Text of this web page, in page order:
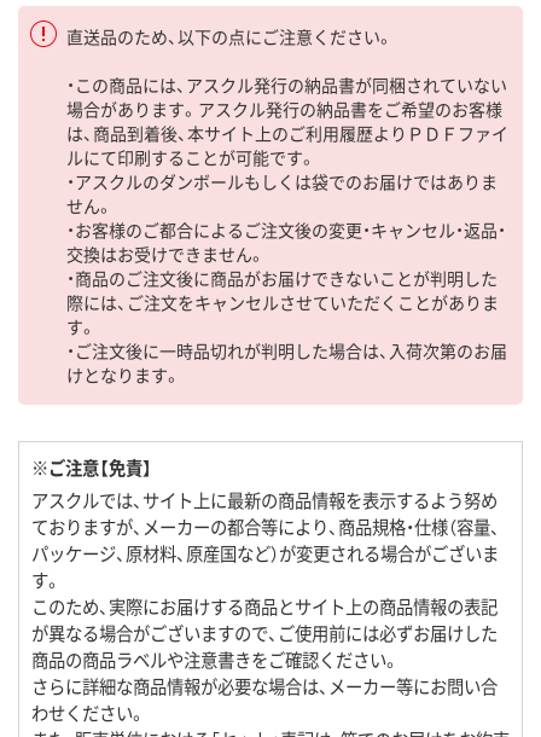
直送品のため、以下の点にご注意ください。
・この商品には、アスクル発行の納品書が同梱されていない
場合があります。アスクル発行の納品書をご希望のお客様
は、商品到着後、本サイト上のご利用履歴よりＰＤＦファイ
ルにて印刷することが可能です。
・アスクルのダンボールもしくは袋でのお届けではありま
せん。
・お客様のご都合によるご注文後の変更・キャンセル・返品・
交換はお受けできません。
・商品のご注文後に商品がお届けできないことが判明した
際には、ご注文をキャンセルさせていただくことがありま
す。
・ご注文後に一時品切れが判明した場合は、入荷次第のお届
けとなります。
※ご注意【免責】
アスクルでは、サイト上に最新の商品情報を表示するよう努め
ておりますが、メーカーの都合等により、商品規格・仕様（容量、
パッケージ、原材料、原産国など）が変更される場合がございま
す。
このため、実際にお届けする商品とサイト上の商品情報の表記
が異なる場合がございますので、ご使用前には必ずお届けした
商品の商品ラベルや注意書きをご確認ください。
さらに詳細な商品情報が必要な場合は、メーカー等にお問い合
わせください。